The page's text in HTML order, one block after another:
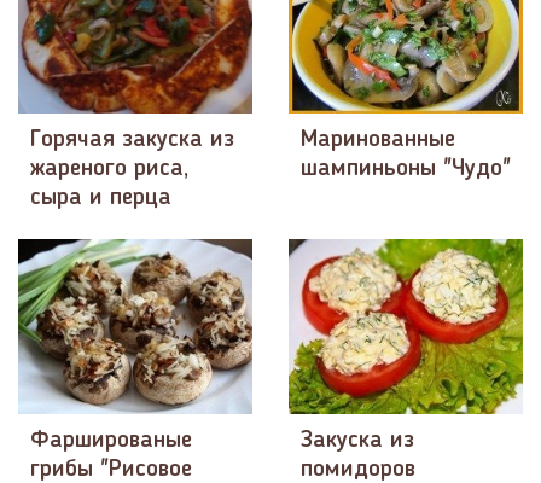
Горячая закуска из
жареного риса,
сыра и перца
Маринованные
шампиньоны "Чудо"
Фаршированые
грибы "Рисовое
Закуска из
помидоров